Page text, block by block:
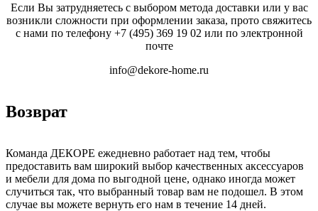
Если Вы затрудняетесь с выбором метода доставки или у вас
возникли сложности при оформлении заказа, прото свяжитесь
с нами по телефону +7 (495) 369 19 02 или по электронной
почте
info@dekore-home.ru
Возврат
Команда ДЕКОРЕ ежедневно работает над тем, чтобы
предоставить вам широкий выбор качественных аксессуаров
и мебели для дома по выгодной цене, однако иногда может
случиться так, что выбранный товар вам не подошел. В этом
случае вы можете вернуть его нам в течение 14 дней.